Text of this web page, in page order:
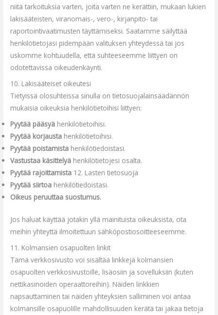
niitä tarkoituksia varten, joita varten ne kerättiin, mukaan lukien
lakisääteisten, viranomais-, vero-, kirjanpito- tai
raportointivaatimusten täyttämiseksi. Saatamme säilyttää
henkilötietojasi pidempään valituksen yhteydessä tai jos
uskomme kohtuudella, että suhteeseemme liittyen on
odotettavissa oikeudenkäynti.
10. Lakisääteiset oikeutesi
Tietyissä olosuhteissa sinulla on tietosuojalainsäädännön
mukaisia oikeuksia henkilötietoihisi liittyen:
Pyytää pääsyä henkilötietoihisi.
Pyytää korjausta henkilötietoihisi.
Pyytää poistamista henkilötiedoistasi.
Vastustaa käsittelyä henkilötietojesi osalta.
Pyytää rajoittamista 12. Lasten tietosuoja
Pyytää siirtoa henkilötiedoistasi.
Oikeus peruuttaa suostumus.
Jos haluat käyttää jotakin yllä mainituista oikeuksista, ota
meihin yhteyttä ilmoitettuun sähköpostiosoitteeseemme.
11. Kolmansien osapuolten linkit
Tämä verkkosivusto voi sisältää linkkejä kolmansien
osapuolten verkkosivustoille, lisäosiin ja sovelluksiin (kuten
nettikasinoiden operaattoreihin). Näiden linkkien
napsauttaminen tai näiden yhteyksien salliminen voi antaa
kolmansille osapuolille mahdollisuuden kerätä tai jakaa tietoja